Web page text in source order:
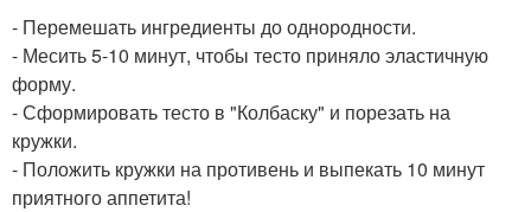
- Перемешать ингредиенты до однородности.
- Месить 5-10 минут, чтобы тесто приняло эластичную
форму.
- Сформировать тесто в "Колбаску" и порезать на
кружки.
- Положить кружки на противень и выпекать 10 минут
приятного аппетита!